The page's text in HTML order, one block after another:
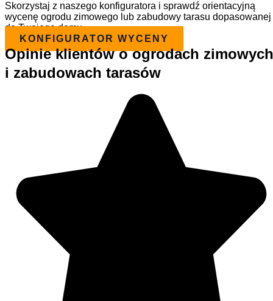
Skorzystaj z naszego konfiguratora i sprawdź orientacyjną
wycenę ogrodu zimowego lub zabudowy tarasu dopasowanej
do Twojego domu.
KONFIGURATOR WYCENY
Opinie klientów o ogrodach zimowych
i zabudowach tarasów